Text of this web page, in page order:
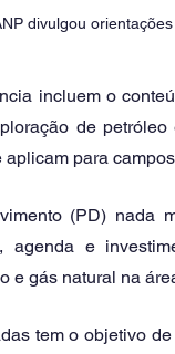
divulgou
incluem o
de
aplicam para
(PD) nada
agenda e
e gás natural na
tem o objetivo